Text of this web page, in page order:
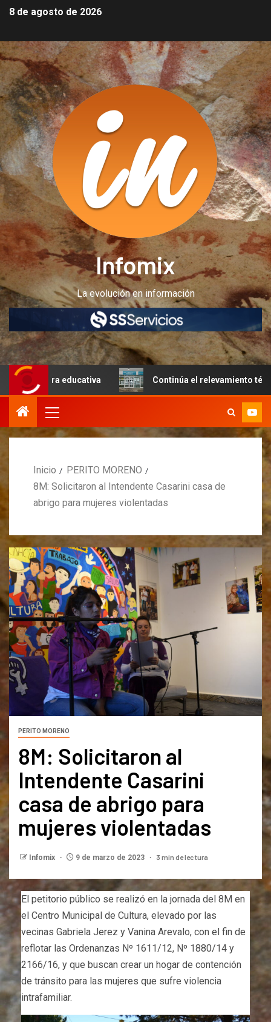
8 de agosto de 2026
Infomix
La evolución en información
Continúa el relevamiento técnico en Perito Moreno
Inicio
PERITO MORENO
8M: Solicitaron al Intendente Casarini casa de
abrigo para mujeres violentadas
PERITO MORENO
8M: Solicitaron al
Intendente Casarini
casa de abrigo para
mujeres violentadas
Infomix 9 de marzo de 2023 3 min de lectura
El petitorio público se realizó en la jornada del 8M en
el Centro Municipal de Cultura, elevado por las
vecinas Gabriela Jerez y Vanina Arevalo, con el fin de
reflotar las Ordenanzas Nº 1611/12, Nº 1880/14 y
2166/16, y que buscan crear un hogar de contención
de tránsito para las mujeres que sufre violencia
intrafamiliar.